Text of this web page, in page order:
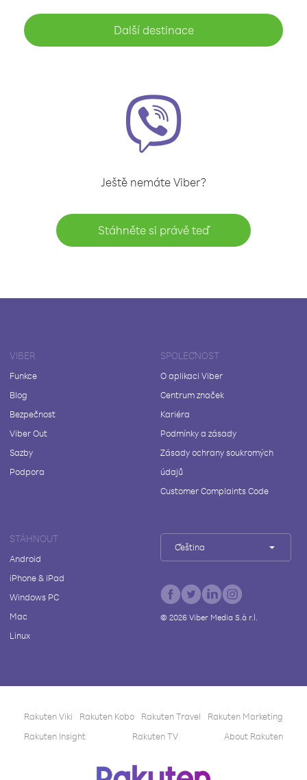
Další destinace
Ještě nemáte Viber?
Stáhněte si právě teď
VIBER
Funkce
Blog
Bezpečnost
Viber Out
Sazby
Podpora
SPOLEČNOST
O aplikaci Viber
Centrum značek
Kariéra
Podmínky a zásady
Zásady ochrany soukromých
údajů
Customer Complaints Code
STÁHNOUT
Android
iPhone & iPad
Windows PC
Mac
Linux
Čeština
© 2026Viber Media S.à r.l.
Rakuten Viki Rakuten Kobo Rakuten Travel
Rakuten Marketing
Rakuten Insight
Rakuten TV About Rakuten